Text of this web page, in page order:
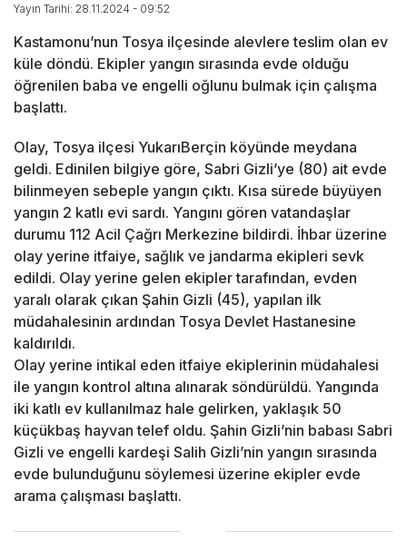
Yayın Tarihi: 28.11.2024 - 09:52
Kastamonu’nun Tosya ilçesinde alevlere teslim olan ev
küle döndü. Ekipler yangın sırasında evde olduğu
öğrenilen baba ve engelli oğlunu bulmak için çalışma
başlattı.
Olay, Tosya ilçesi YukarıBerçin köyünde meydana
geldi. Edinilen bilgiye göre, Sabri Gizli’ye (80) ait evde
bilinmeyen sebeple yangın çıktı. Kısa sürede büyüyen
yangın 2 katlı evi sardı. Yangını gören vatandaşlar
durumu 112 Acil Çağrı Merkezine bildirdi. İhbar üzerine
olay yerine itfaiye, sağlık ve jandarma ekipleri sevk
edildi. Olay yerine gelen ekipler tarafından, evden
yaralı olarak çıkan Şahin Gizli (45), yapılan ilk
müdahalesinin ardından Tosya Devlet Hastanesine
kaldırıldı.
Olay yerine intikal eden itfaiye ekiplerinin müdahalesi
ile yangın kontrol altına alınarak söndürüldü. Yangında
iki katlı ev kullanılmaz hale gelirken, yaklaşık 50
küçükbaş hayvan telef oldu. Şahin Gizli’nin babası Sabri
Gizli ve engelli kardeşi Salih Gizli’nin yangın sırasında
evde bulunduğunu söylemesi üzerine ekipler evde
arama çalışması başlattı.